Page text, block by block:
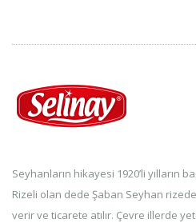
Seyhanların hikayesi 1920’li yılların
Rizeli olan dede Şaban Seyhan
verir ve ticarete atılır. Çevre illerde